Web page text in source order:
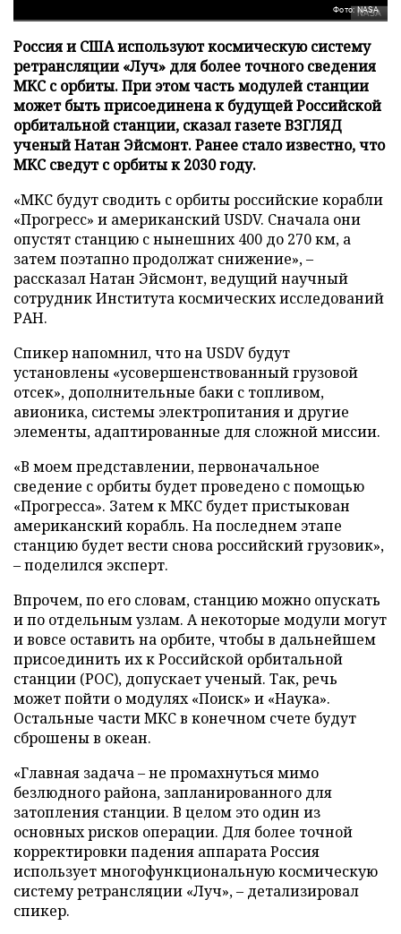
Фото: NASA
Россия и США используют космическую систему
ретрансляции «Луч» для более точного сведения
МКС с орбиты. При этом часть модулей станции
может быть присоединена к будущей Российской
орбитальной станции, сказал газете ВЗГЛЯД
ученый Натан Эйсмонт. Ранее стало известно, что
МКС сведут с орбиты к 2030 году.
«МКС будут сводить с орбиты российские корабли
«Прогресс» и американский USDV. Сначала они
опустят станцию с нынешних 400 до 270 км, а
затем поэтапно продолжат снижение», –
рассказал Натан Эйсмонт, ведущий научный
сотрудник Института космических исследований
РАН.
Спикер напомнил, что на USDV будут
установлены «усовершенствованный грузовой
отсек», дополнительные баки с топливом,
авионика, системы электропитания и другие
элементы, адаптированные для сложной миссии.
«В моем представлении, первоначальное
сведение с орбиты будет проведено с помощью
«Прогресса». Затем к МКС будет пристыкован
американский корабль. На последнем этапе
станцию будет вести снова российский грузовик»,
– поделился эксперт.
Впрочем, по его словам, станцию можно опускать
и по отдельным узлам. А некоторые модули могут
и вовсе оставить на орбите, чтобы в дальнейшем
присоединить их к Российской орбитальной
станции (РОС), допускает ученый. Так, речь
может пойти о модулях «Поиск» и «Наука».
Остальные части МКС в конечном счете будут
сброшены в океан.
«Главная задача – не промахнуться мимо
безлюдного района, запланированного для
затопления станции. В целом это один из
основных рисков операции. Для более точной
корректировки падения аппарата Россия
использует многофункциональную космическую
систему ретрансляции «Луч», – детализировал
спикер.